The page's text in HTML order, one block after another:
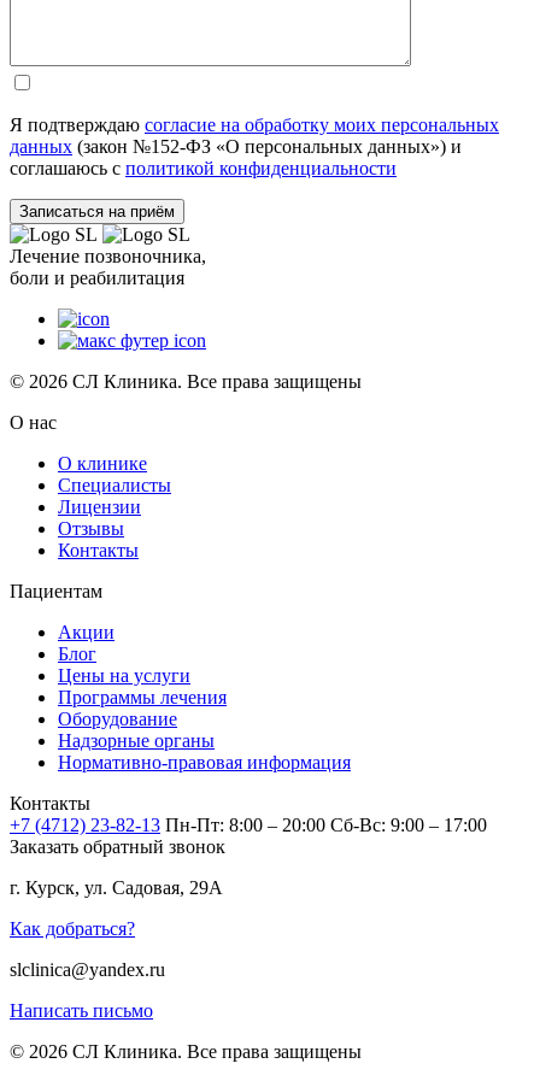
Я подтверждаю согласие на обработку моих персональных
данных (закон №152-ФЗ «О персональных данных») и
соглашаюсь с политикой конфиденциальности
Лечение позвоночника,
боли и реабилитация
© 2026 СЛ Клиника. Все права защищены
О нас
О клинике
Специалисты
Лицензии
Отзывы
Контакты
Пациентам
Акции
Блог
Цены на услуги
Программы лечения
Оборудование
Надзорные органы
Нормативно-правовая информация
Контакты
+7 (4712) 23-82-13 Пн-Пт: 8:00 – 20:00 Сб-Вс: 9:00 – 17:00
Заказать обратный звонок
г. Курск, ул. Садовая, 29А
Как добраться?
slclinica@yandex.ru
Написать письмо
© 2026 СЛ Клиника. Все права защищены